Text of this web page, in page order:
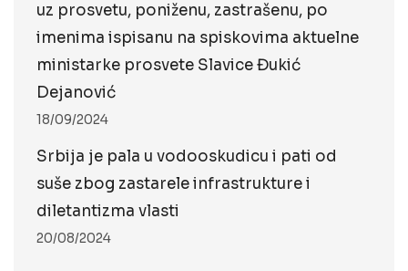
uz prosvetu, poniženu, zastrašenu, po
imenima ispisanu na spiskovima aktuelne
ministarke prosvete Slavice Đukić
Dejanović
18/09/2024
Srbija je pala u vodooskudicu i pati od
suše zbog zastarele infrastrukture i
diletantizma vlasti
20/08/2024